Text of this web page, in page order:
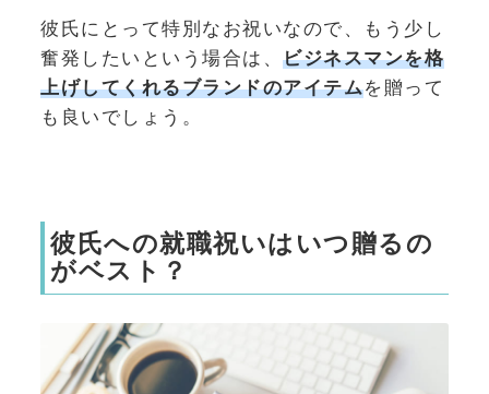
彼氏にとって特別なお祝いなので、もう少し
奮発したいという場合は、 ビジネスマンを格
上げしてくれるブランドのアイテムを贈って
も良いでしょう。
彼氏への就職祝いはいつ贈るの
がベスト？